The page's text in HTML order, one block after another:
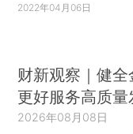
2022年04月06日
财新观察｜健
更好服务高质量
2026年08月08日